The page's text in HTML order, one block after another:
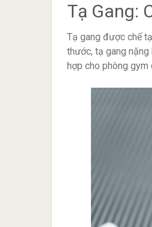
Tạ Gang:
Tạ gang được chế
thước, tạ gang nặng
hợp cho phòng gym